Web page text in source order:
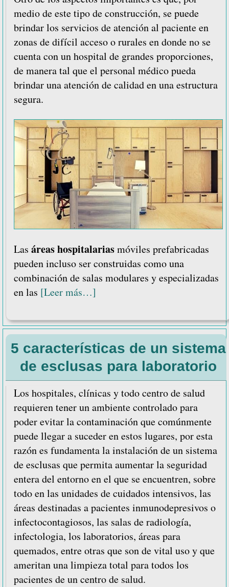
medio de este tipo de construcción, se puede
brindar los servicios de atención al paciente en
zonas de difícil acceso o rurales en donde no se
cuenta con un hospital de grandes proporciones,
de manera tal que el personal médico pueda
brindar una atención de calidad en una estructura
segura.
Las áreas hospitalariasmóviles prefabricadas
pueden incluso ser construidas como una
combinación de salas modulares y especializadas
en las [Leer más…]
Construcción
de
Áreas
Hospitalarias
Móviles
Prefabricadas
5 características de un sistema
de esclusas para laboratorio
Los hospitales, clínicas y todo centro de salud
requieren tener un ambiente controlado para
poder evitar la contaminación que comúnmente
puede llegar a suceder en estos lugares, por esta
razón es fundamenta la instalación de un sistema
de esclusas que permita aumentar la seguridad
entera del entorno en el que se encuentren, sobre
todo en las unidades de cuidados intensivos, las
áreas destinadas a pacientes inmunodepresivos o
infectocontagiosos, las salas de radiología,
infectologia, los laboratorios, áreas para
quemados, entre otras que son de vital uso y que
ameritan una limpieza total para todos los
pacientes de un centro de salud.